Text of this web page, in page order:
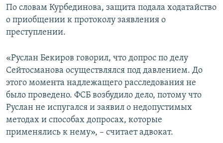
По словам Курбединова, защита подала ходатайство
о приобщении к протоколу заявления о
преступлении.
«Руслан Бекиров говорил, что допрос по делу
Сейтосманова осуществлялся под давлением. До
этого момента надлежащего расследования не
было проведено. ФСБ возбудило дело, потому что
Руслан не испугался и заявил о недопустимых
методах и способах допросах, которые
применялись к нему», – считает адвокат.